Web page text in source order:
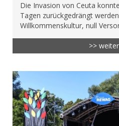
Die Invasion von Ceuta
Tagen zurückgedrängt
Willkommenskultur, null
>>